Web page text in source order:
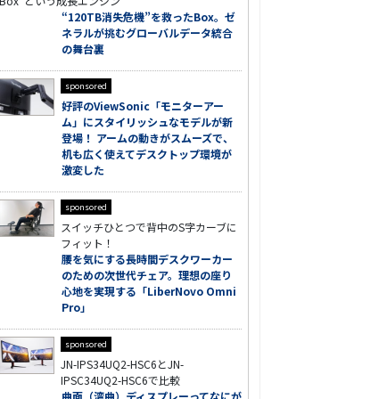
“120TB消失危機”を救ったBox。ゼ
ネラルが挑むグローバルデータ統合
の舞台裏
sponsored
好評のViewSonic「モニターアー
ム」にスタイリッシュなモデルが新
登場！ アームの動きがスムーズで、
机も広く使えてデスクトップ環境が
激変した
sponsored
スイッチひとつで背中のS字カーブに
フィット！
腰を気にする長時間デスクワーカー
のための次世代チェア。理想の座り
心地を実現する「LiberNovo Omni
Pro」
sponsored
JN-IPS34UQ2-HSC6とJN-
IPSC34UQ2-HSC6で比較
曲面（湾曲）ディスプレーってなにが